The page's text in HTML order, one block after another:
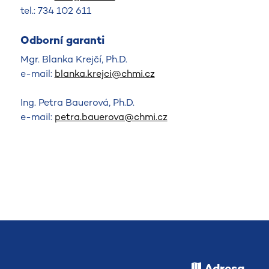
tel.: 734 102 611
Odborní garanti
Mgr. Blanka Krejčí, Ph.D.
e-mail: blanka.krejci@chmi.cz
Ing. Petra Bauerová, Ph.D.
e-mail: petra.bauerova@chmi.cz